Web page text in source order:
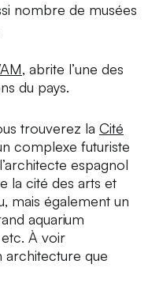
nombre de musées
, abrite l’une des
du pays.
trouverez la Cité
complexe futuriste
espagnol
la cité des arts et
mais également un
aquarium
etc. À voir
architecture que